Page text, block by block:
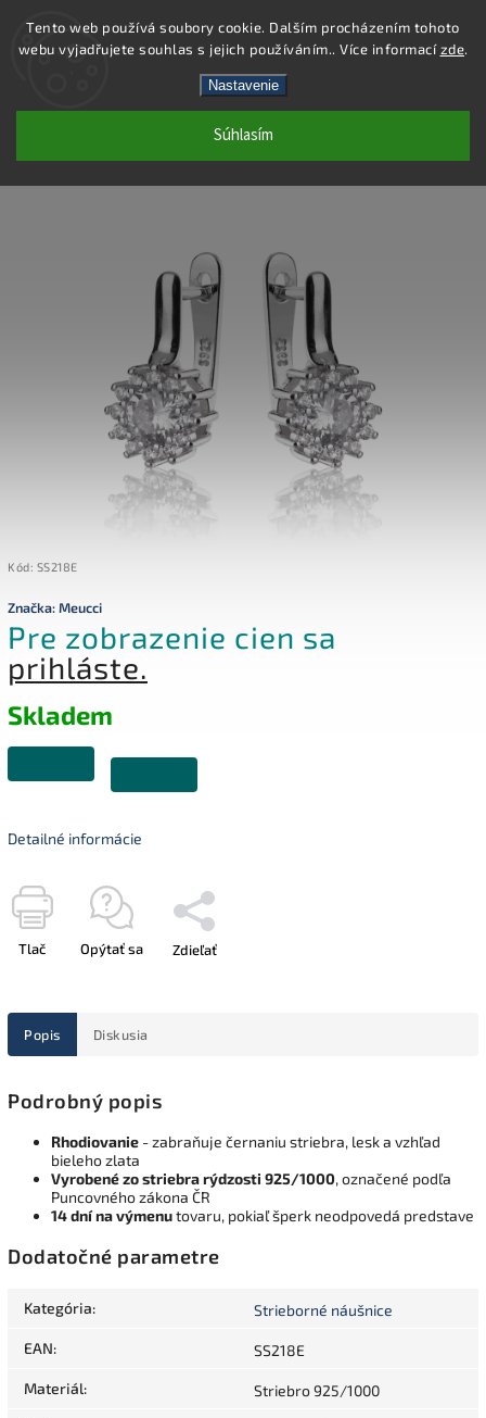
Tento web používá soubory cookie. Dalším procházením tohoto
webu vyjadřujete souhlas s jejich používáním.. Více informacízde.
Nastavenie
Súhlasím
Hľadať
SS218E - NÁUŠNICE AG 925/1000
Kód: SS218E
Značka:Meucci
Pre zobrazenie cien sa
prihláste.
Skladem
Detailné informácie
Tlač Opýtať sa Zdieľať
Popis Diskusia
Podrobný popis
Rhodiovanie - zabraňuje černaniu striebra, lesk a vzhľad
bieleho zlata
Vyrobené zo striebra rýdzosti 925/1000, označené podľa
Puncovného zákona ČR
14 dní na výmenutovaru, pokiaľ šperk neodpovedá predstave
Dodatočné parametre
Kategória: Strieborné náušnice
EAN: SS218E
Materiál: Striebro 925/1000